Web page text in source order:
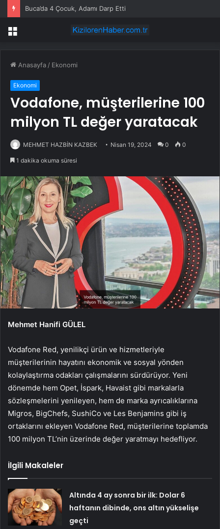
Buca’da 4 Çocuk, Adamı Darp Etti
Menü
Anasayfa / Ekonomi
Ekonomi
Vodafone, müşterilerine 100
milyon TL değer yaratacak
MEHMET HAZBİN KAZBEK Nisan 19, 2024 0 0
1 dakika okuma süresi
Mehmet Hanifi GÜLEL
Vodafone Red, yenilikçi ürün ve hizmetleriyle
müşterilerinin hayatını ekonomik ve sosyal yönden
kolaylaştırma odakları çalışmalarını sürdürüyor. Yeni
dönemde hem Opet, İspark, Havaist gibi markalarla
sözleşmelerini yenileyen, hem de marka ayrıcalıklarına
Migros, BigChefs, SushiCo ve Les Benjamins gibi iş
ortaklarını ekleyen Vodafone Red, müşterilerine toplamda
100 milyon TL’nin üzerinde değer yaratmayı hedefliyor.
İlgili Makaleler
Altında 4 ay sonra bir ilk: Dolar 6
haftanın dibinde, ons altın yükselişe
geçti